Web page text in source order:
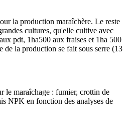
la production maraîchère. Le reste
cultures, qu'elle cultive avec
pdt, 1ha500 aux fraises et 1ha 500
de la production se fait sous serre (13
le maraîchage : fumier, crottin de
NPK en fonction des analyses de